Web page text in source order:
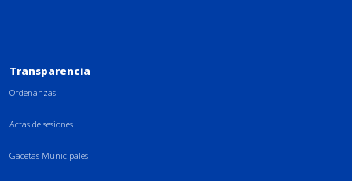
Transparencia
Ordenanzas
Actas de sesiones
Gacetas Municipales